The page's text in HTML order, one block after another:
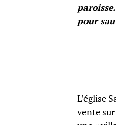
pour
L’église
vente